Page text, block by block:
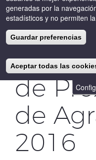
generadas por la
estadísticos y no permiten
Guardar preferencias
Aceptar todas las
vinos y
de
de
2016